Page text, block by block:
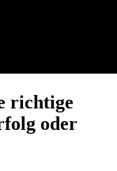
richtige
oder